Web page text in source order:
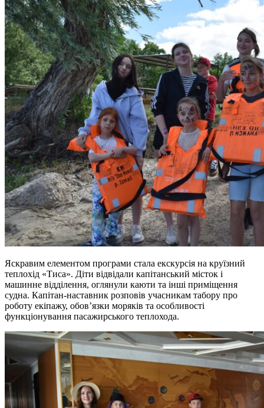
Яскравим елементом програми стала екскурсія на круїзний
теплохід «Тиса». Діти відвідали капітанський місток і
машинне відділення, оглянули каюти та інші приміщення
судна. Капітан-наставник розповів учасникам табору про
роботу екіпажу, обов’язки моряків та особливості
функціонування пасажирського теплохода.